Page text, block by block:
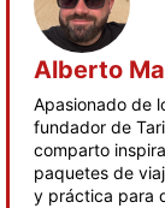
Alberto
Apasionado de
fundador de
comparto
paquetes de
y práctica para